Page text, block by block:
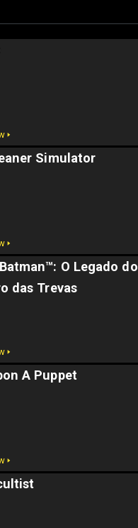
🢒
Simulator
🢒
O Legado do
das Trevas
🢒
A Puppet
🢒